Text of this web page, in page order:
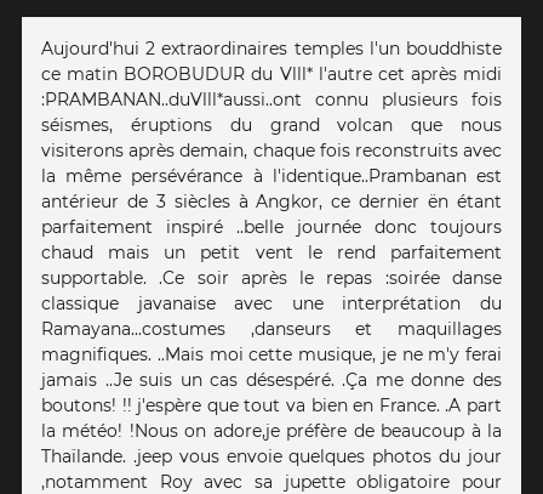
Aujourd'hui 2 extraordinaires temples l'un bouddhiste
ce matin BOROBUDUR du Vlll* l'autre cet après midi
:PRAMBANAN..duVlll*aussi..ont connu plusieurs fois
séismes, éruptions du grand volcan que nous
visiterons après demain, chaque fois reconstruits avec
la même persévérance à l'identique..Prambanan est
antérieur de 3 siècles à Angkor, ce dernier ën étant
parfaitement inspiré ..belle journée donc toujours
chaud mais un petit vent le rend parfaitement
supportable. .Ce soir après le repas :soirée danse
classique javanaise avec une interprétation du
Ramayana...costumes ,danseurs et maquillages
magnifiques. ..Mais moi cette musique, je ne m'y ferai
jamais ..Je suis un cas désespéré. .Ça me donne des
boutons! !! j'espère que tout va bien en France. .A part
la météo! !Nous on adore,je préfère de beaucoup à la
Thaïlande. .jeep vous envoie quelques photos du jour
,notamment Roy avec sa jupette obligatoire pour